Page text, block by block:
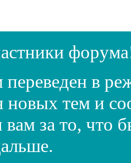
в
новых тем и
вам за то, что